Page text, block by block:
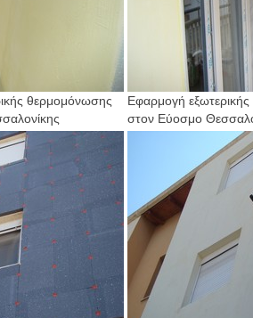
θερμομόνωσης
Εφαρμογή
στον Εύοσμο